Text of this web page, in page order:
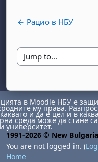
← Рацио в НБУ
Jump to...
в Moodle НБУ е
му права.
и да е цел и в
среда може да стане
университет.
1991-2026 © New
You are not logged in. (
Home